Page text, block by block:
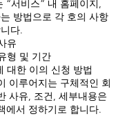
“서비스” 내 홈페이지,
방법으로 각 호의 사항
다.
유
형 및 기간
대한 이의 신청 방법
이루어지는 구체적인 회
사유, 조건, 세부내용은
에서 정하기로 합니다.